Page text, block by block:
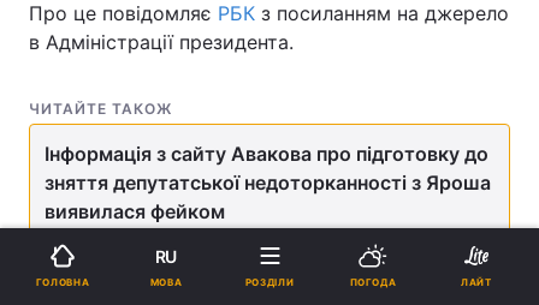
Про це повідомляє РБК з посиланням на джерело
в Адміністрації президента.
ЧИТАЙТЕ ТАКОЖ
Інформація з сайту Авакова про підготовку до
зняття депутатської недоторканності з Яроша
виявилася фейком
Так, сьогодні близько 12:00 в Twitter-акаунті АПУ
ГОЛОВНА
RU
МОВА РОЗДІЛИ ПОГОДА ЛАЙТ